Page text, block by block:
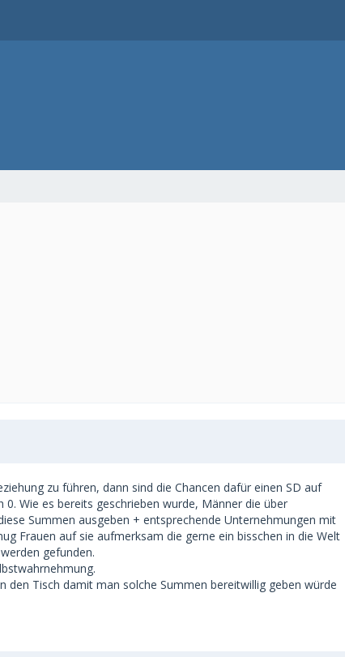
zu führen, dann sind die Chancen dafür einen SD auf
Wie es bereits geschrieben wurde, Männer die über
Summen ausgeben + entsprechende Unternehmungen mit
Frauen auf sie aufmerksam die gerne ein bisschen in die Welt
gefunden.
den Tisch damit man solche Summen bereitwillig geben würde